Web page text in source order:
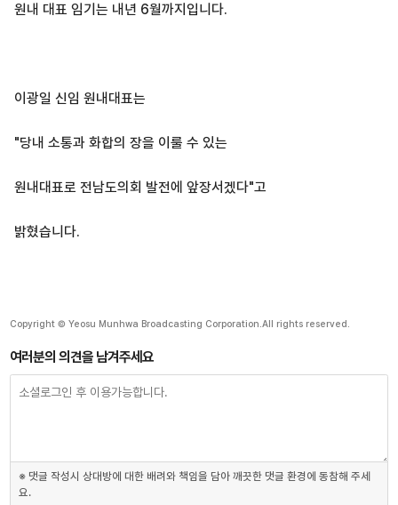
원내 대표 임기는 내년 6월까지입니다.
이광일 신임 원내대표는
"당내 소통과 화합의 장을 이룰 수 있는
원내대표로 전남도의회 발전에 앞장서겠다"고
밝혔습니다.
Copyright © Yeosu Munhwa Broadcasting Corporation.All rights reserved.
여러분의 의견을 남겨주세요
※ 댓글 작성시 상대방에 대한 배려와 책임을 담아 깨끗한 댓글 환경에 동참해 주세
요.